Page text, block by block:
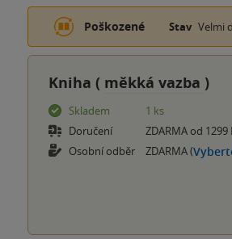
Poškozené Stav Velmi
Kniha ( měkká vazba )
Skladem
1 ks
Doručení
ZDARMA od
Osobní odběr
ZDARMA (